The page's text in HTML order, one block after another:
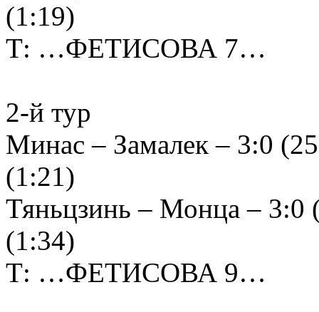
(1:19)
Т: …ФЕТИСОВА 7…
2-й тур
Минас – Замалек – 3:0
(1:21)
Тяньцзинь – Монца – 3:0
(1:34)
Т: …ФЕТИСОВА 9…